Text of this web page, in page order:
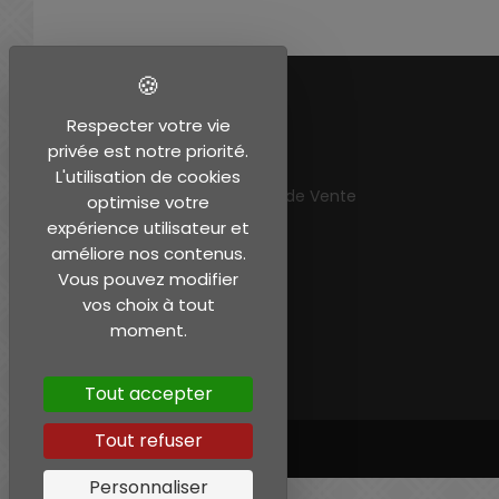
EN SAVOIR PLUS
Mentions légales
Conditions Générales de Vente
Mon compte
Respecter votre vie
privée est notre priorité.
L'utilisation de cookies
optimise votre
expérience utilisateur et
améliore nos contenus.
Vous pouvez modifier
vos choix à tout
moment.
Tout accepter
Tout refuser
Personnaliser